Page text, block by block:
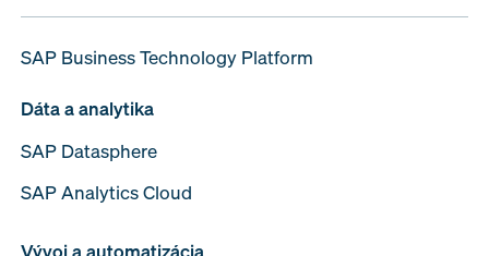
SAP Business Technology Platform
Dáta a analytika
SAP Datasphere
SAP Analytics Cloud